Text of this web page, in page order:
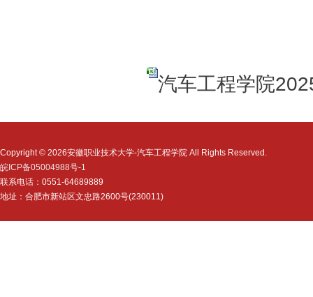
汽车工程学院
Copyright © 2026安徽职业技术大学-汽车工程学院 All Rights Reserved.
皖ICP备05004988号-1
联系电话：0551-64689889
地址：合肥市新站区文忠路2600号(230011)